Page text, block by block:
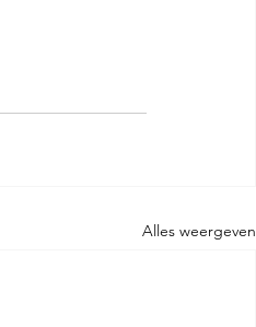
Alles weergeven